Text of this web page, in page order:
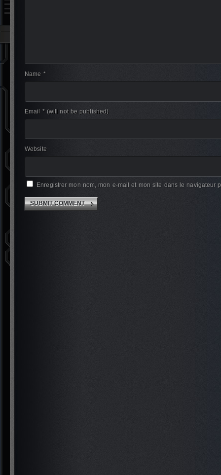
Name *
Email * (will not be published)
Website
Enregistrer mon nom, mon e-mail et mon site dans le navigateur